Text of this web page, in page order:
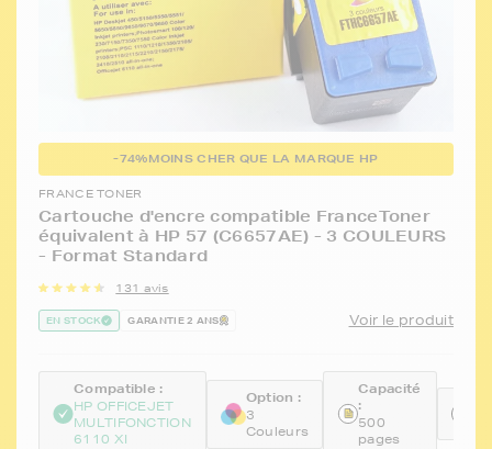
-74%MOINS CHER QUE LA MARQUE HP
FRANCE TONER
Cartouche d'encre compatible FranceToner
équivalent à HP 57 (C6657AE) - 3 COULEURS
- Format Standard
131 avis
EN STOCK GARANTIE 2 ANS Voir le produit
Compatible :
HP OFFICEJET
MULTIFONCTION
6110 XI
Option :
3
Couleurs
Capacité
:
500
pages